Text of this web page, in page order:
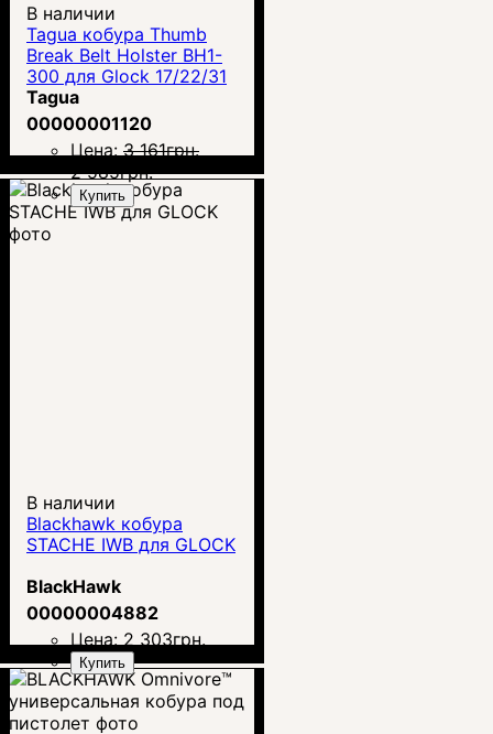
В наличии
Tagua кобура Thumb
Break Belt Holster BH1-
300 для Glock 17/22/31
Tagua
00000001120
Цена: 3 161грн.
2 585грн.
Купить
В наличии
Blackhawk кобура
STACHE IWB для GLOCK
BlackHawk
00000004882
Цена: 2 303грн.
Купить